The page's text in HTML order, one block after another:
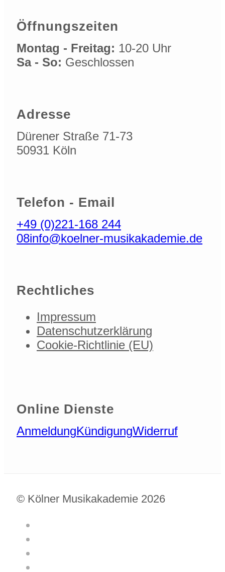
Öffnungszeiten
Montag - Freitag: 10-20 Uhr
Sa - So: Geschlossen
Adresse
Dürener Straße 71-73
50931 Köln
Telefon - Email
+49 (0)221-168 244
08info@koelner-musikakademie.de
Rechtliches
Impressum
Datenschutzerklärung
Cookie-Richtlinie (EU)
Online Dienste
AnmeldungKündigungWiderruf
© Kölner Musikakademie 2026